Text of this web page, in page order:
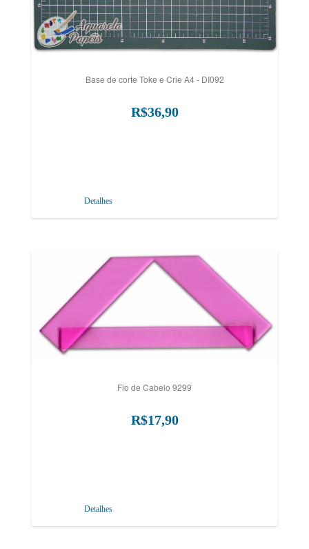
Base de corte Toke e Crie A4 - DI092
R$36,90
Detalhes
Fio de Cabelo 9299
R$17,90
Detalhes